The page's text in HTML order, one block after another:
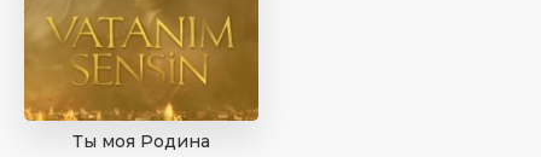
Ты моя Родина